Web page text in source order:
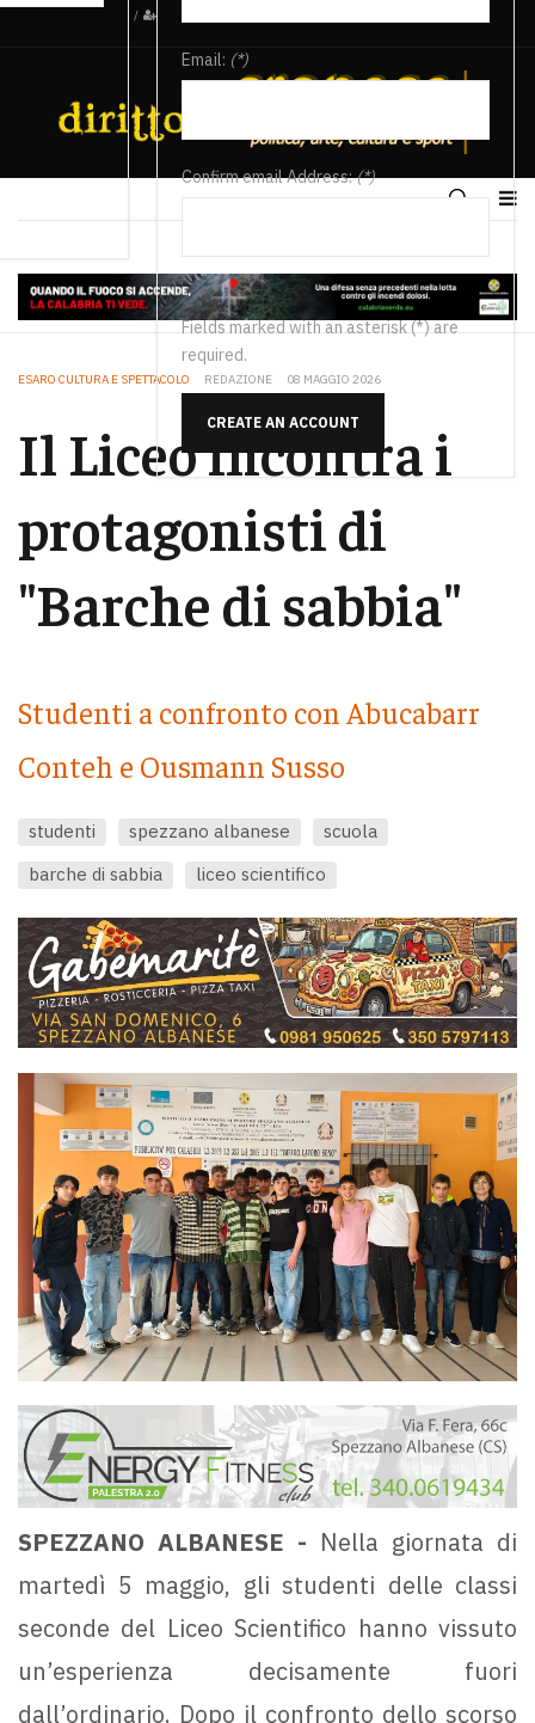
/
Email: (*)
Confirm email Address:(*)
Fields marked with an asterisk (*) are
required.
CREATE AN ACCOUNT
ESARO CULTURA E SPETTACOLO REDAZIONE 08 MAGGIO 2026
Il Liceo incontra i
protagonisti di
"Barche di sabbia"
Studenti a confronto con Abucabarr
Conteh e Ousmann Susso
studenti spezzano albanese
scuola
barche di sabbia
liceo scientifico
SPEZZANO ALBANESE - Nella giornata di
martedì 5 maggio, gli studenti delle classi
seconde del Liceo Scientifico hanno vissuto
un’esperienza decisamente fuori
dall’ordinario. Dopo il confronto dello scorso